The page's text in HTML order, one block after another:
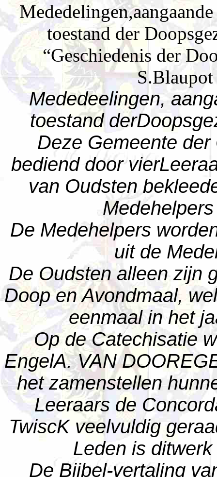
toestand der
“Geschiedenis der
S.Blaupot
Mededeelingen,
toestand
Deze Gemeente
bediend door
van Oudsten
De Medehelpers
uit de
De Oudsten alleen zijn
Doop en Avondmaal,
eenmaal in het
Op de Catechisatie
EngelA. VAN
het zamenstellen
Leeraars de
TwiscK veelvuldig
Leden is
De Bijbel-vertaling